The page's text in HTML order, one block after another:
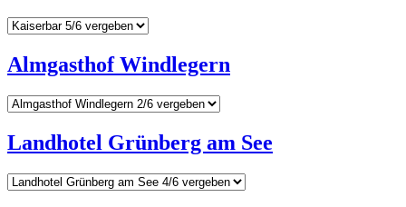
Almgasthof Windlegern
Landhotel Grünberg am See